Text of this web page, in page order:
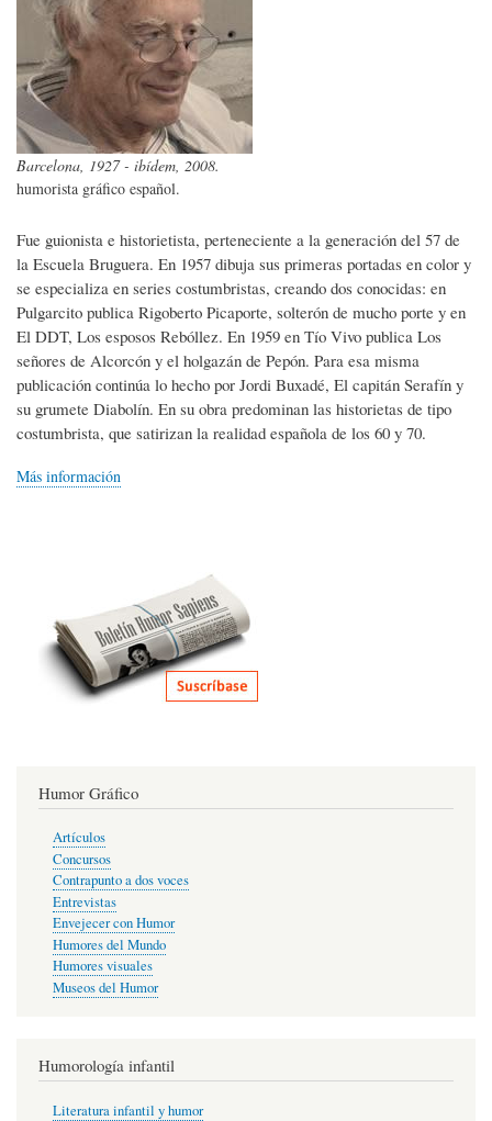
Barcelona, 1927 - ibídem, 2008.
humorista gráfico español.
Fue guionista e historietista, perteneciente a la generación del 57 de
la Escuela Bruguera. En 1957 dibuja sus primeras portadas en color y
se especializa en series costumbristas, creando dos conocidas: en
Pulgarcito publica Rigoberto Picaporte, solterón de mucho porte y en
El DDT, Los esposos Rebóllez. En 1959 en Tío Vivo publica Los
señores de Alcorcón y el holgazán de Pepón. Para esa misma
publicación continúa lo hecho por Jordi Buxadé, El capitán Serafín y
su grumete Diabolín. En su obra predominan las historietas de tipo
costumbrista, que satirizan la realidad española de los 60 y 70.
Más información
Humor Gráfico
Artículos
Concursos
Contrapunto a dos voces
Entrevistas
Envejecer con Humor
Humores del Mundo
Humores visuales
Museos del Humor
Humorología infantil
Literatura infantil y humor